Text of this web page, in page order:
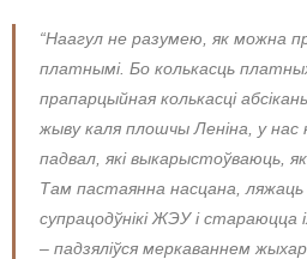
“Наагул не разумею, як можна
платнымі. Бо колькасць
прапарцыйная колькасці
жыву каля плошчы Леніна, у нас
падвал, які выкарыстоўваюць,
Там пастаянна насцана, ляжаць
супрацодўнікі ЖЭУ і стараюцца
– падзяліўся меркаваннем